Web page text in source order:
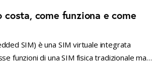
come funziona e come
SIM) è una SIM virtuale integrata
funzioni di una SIM fisica tradizionale ma…